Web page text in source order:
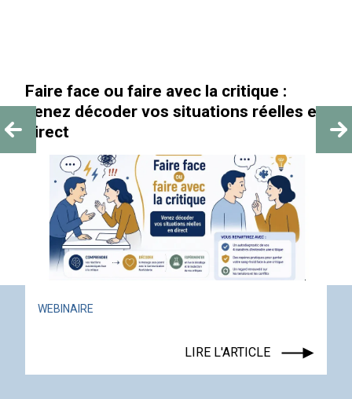
Faire face ou faire avec la critique :
venez décoder vos situations réelles en
direct
WEBINAIRE
LIRE L'ARTICLE